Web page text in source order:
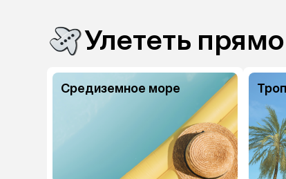
Улететь
Средиземное море